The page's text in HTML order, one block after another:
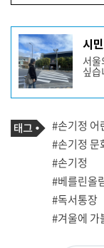
기
사
작
성
자
프
필
시
서
싶습
기
사
관
련
태
그
태
그
#손기정 어
#손기정 문
#손기정
#베를린올
#독서통장
#겨울에 가